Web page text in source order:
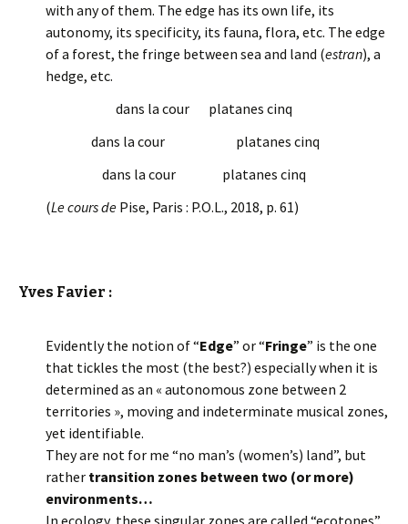
with any of them. The edge has its own life, its
autonomy, its specificity, its fauna, flora, etc. The edge
of a forest, the fringe between sea and land (estran), a
hedge, etc.
dans la cour platanes cinq
dans la cour platanes cinq
dans la cour platanes cinq
(Le cours de Pise, Paris : P.O.L., 2018, p. 61)
Yves Favier :
Evidently the notion of “Edge” or “Fringe” is the one
that tickles the most (the best?) especially when it is
determined as an « autonomous zone between 2
territories », moving and indeterminate musical zones,
yet identifiable.
They are not for me “no man’s (women’s) land”, but
rather transition zones between two (or more)
environments…
In ecology, these singular zones are called “ecotones”,